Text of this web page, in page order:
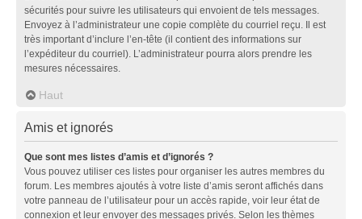
sécurités pour suivre les utilisateurs qui envoient de tels messages.
Envoyez à l’administrateur une copie complète du courriel reçu. Il est
très important d’inclure l’en-tête (il contient des informations sur
l’expéditeur du courriel). L’administrateur pourra alors prendre les
mesures nécessaires.
Haut
Amis et ignorés
Que sont mes listes d’amis et d’ignorés ?
Vous pouvez utiliser ces listes pour organiser les autres membres du
forum. Les membres ajoutés à votre liste d’amis seront affichés dans
votre panneau de l’utilisateur pour un accès rapide, voir leur état de
connexion et leur envoyer des messages privés. Selon les thèmes